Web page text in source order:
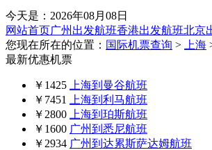
今天是： 2026年08月08日
网站首页广州出发航班香港出发航班北京
您现在所在的位置： 国际机票查询 > 上海
最新优惠机票
￥1425
上海到曼谷航班
￥7451
上海到利马航班
￥2800
上海到珀斯航班
￥1600 广州到悉尼航班
￥2934 广州到达累斯萨达姆航班